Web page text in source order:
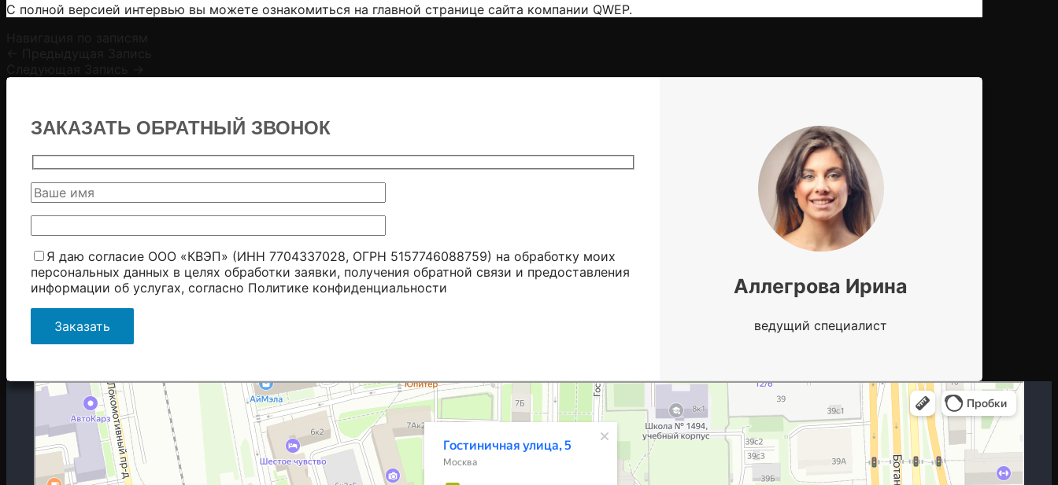
С полной версией интервью вы можете ознакомиться на главной странице сайта компании QWEP.
ЗАКАЗАТЬ ОБРАТНЫЙ ЗВОНОК
Я даю согласие ООО «КВЭП» (ИНН 7704337028, ОГРН 5157746088759) на обработку моих
персональных данных в целях обработки заявки, получения обратной связи и предоставления
информации об услугах, согласно Политике конфиденциальности Аллегрова Ирина
ведущий специалист
Москва
Гостиничная улица, 5 — Яндекс.Карты